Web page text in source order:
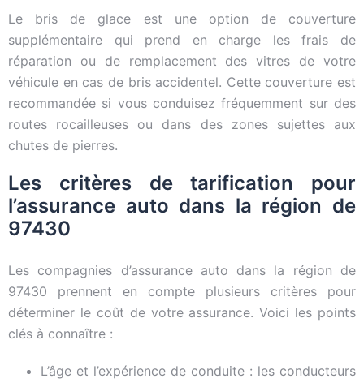
Le bris de glace est une option de couverture
supplémentaire qui prend en charge les frais de
réparation ou de remplacement des vitres de votre
véhicule en cas de bris accidentel. Cette couverture est
recommandée si vous conduisez fréquemment sur des
routes rocailleuses ou dans des zones sujettes aux
chutes de pierres.
Les critères de tarification pour
l’assurance auto dans la région de
97430
Les compagnies d’assurance auto dans la région de
97430 prennent en compte plusieurs critères pour
déterminer le coût de votre assurance. Voici les points
clés à connaître :
L’âge et l’expérience de conduite : les conducteurs